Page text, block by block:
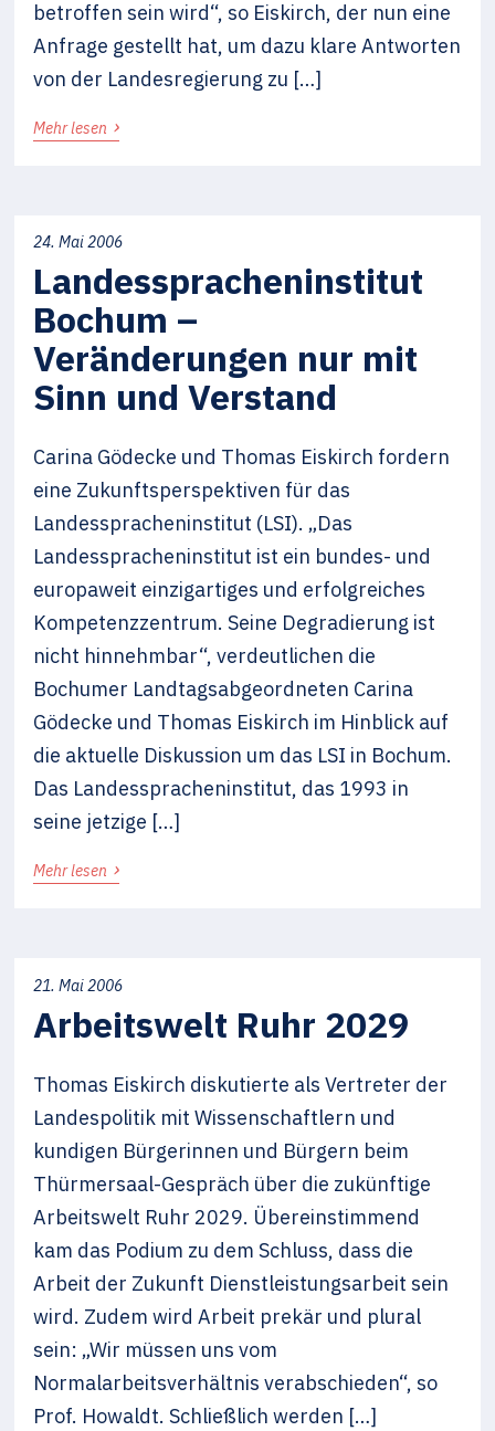
betroffen sein wird“, so Eiskirch, der nun eine
Anfrage gestellt hat, um dazu klare Antworten
von der Landesregierung zu […]
Mehr lesen ›
24. Mai 2006
Landesspracheninstitut
Bochum –
Veränderungen nur mit
Sinn und Verstand
Carina Gödecke und Thomas Eiskirch fordern
eine Zukunftsperspektiven für das
Landesspracheninstitut (LSI). „Das
Landesspracheninstitut ist ein bundes- und
europaweit einzigartiges und erfolgreiches
Kompetenzzentrum. Seine Degradierung ist
nicht hinnehmbar“, verdeutlichen die
Bochumer Landtagsabgeordneten Carina
Gödecke und Thomas Eiskirch im Hinblick auf
die aktuelle Diskussion um das LSI in Bochum.
Das Landesspracheninstitut, das 1993 in
seine jetzige […]
Mehr lesen ›
21. Mai 2006
Arbeitswelt Ruhr 2029
Thomas Eiskirch diskutierte als Vertreter der
Landespolitik mit Wissenschaftlern und
kundigen Bürgerinnen und Bürgern beim
Thürmersaal-Gespräch über die zukünftige
Arbeitswelt Ruhr 2029. Übereinstimmend
kam das Podium zu dem Schluss, dass die
Arbeit der Zukunft Dienstleistungsarbeit sein
wird. Zudem wird Arbeit prekär und plural
sein: „Wir müssen uns vom
Normalarbeitsverhältnis verabschieden“, so
Prof. Howaldt. Schließlich werden […]